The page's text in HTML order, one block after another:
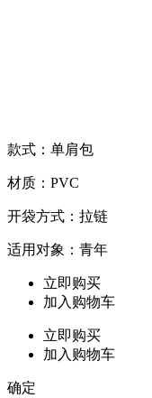
款式：单肩包
材质：PVC
开袋方式：拉链
适用对象：青年
立即购买
加入购物车
立即购买
加入购物车
确定